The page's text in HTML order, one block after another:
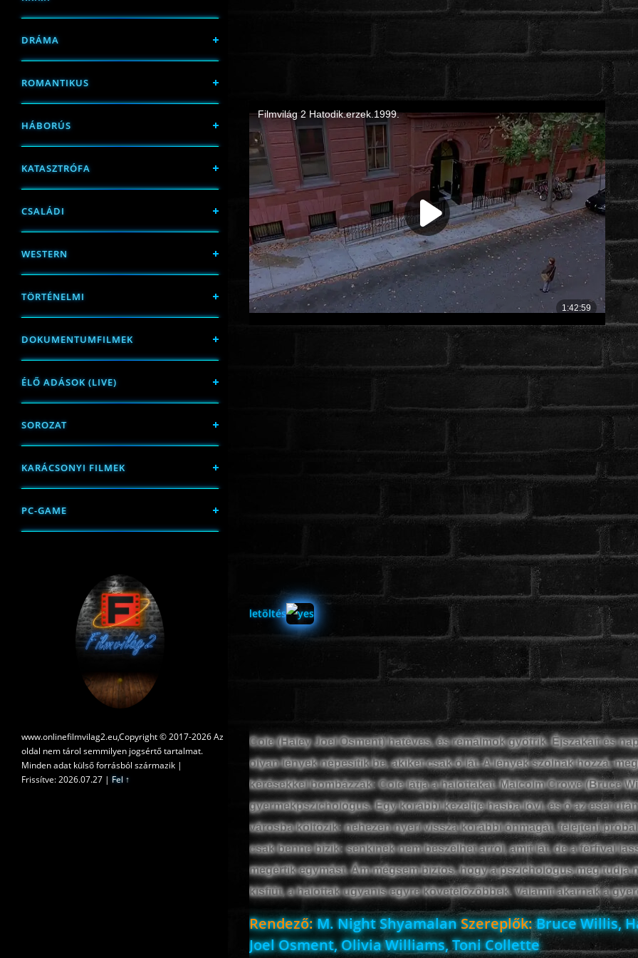
DRÁMA
ROMANTIKUS
HÁBORÚS
KATASZTRÓFA
CSALÁDI
WESTERN
TÖRTÉNELMI
DOKUMENTUMFILMEK
ÉLŐ ADÁSOK (LIVE)
SOROZAT
KARÁCSONYI FILMEK
PC-GAME
www.onlinefilmvilag2.eu,Copyright © 2017-2026 Az
oldal nem tárol semmilyen jogsértő tartalmat.
Minden adat külső forrásból származik |
Frissítve: 2026.07.27 | Fel ↑
letöltés
Cole (Haley Joel Osment) hatéves, és rémálmok gyötrik. Éjszakáit és
olyan lények népesítik be, akiket csak ő lát. A lények szólnak hozzá,
kérésekkel bombázzák: Cole látja a halottakat. Malcolm Crowe (Bruce
gyermekpszichológus. Egy korábbi kezeltje hasba lövi, és ő az eset
városba költözik: nehezen nyeri vissza korábbi önmagát, felejteni
csak benne bízik: senkinek nem beszélhet arról, amit lát, de a férfival
megértik egymást. Ám mégsem biztos, hogy a pszichológus meg tudja
kisfiút, a halottak ugyanis egyre követelőzőbbek. Valamit akarnak a
Rendező:M. Night ShyamalanSzereplők:Bruce Willis,
Joel Osment, Olivia Williams, Toni Collette